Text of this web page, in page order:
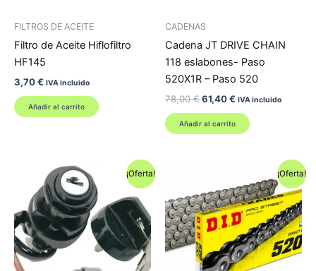
FILTROS DE ACEITE
Filtro de Aceite Hiflofiltro
HF145
3,70€ IVA incluido
Añadir al carrito
CADENAS
Cadena JT DRIVE CHAIN
118 eslabones- Paso
520X1R – Paso 520
78,00€El
original
era:
61,40€ El
actual
es:
IVA incluido
Añadir al carrito
¡Oferta! ¡Oferta!